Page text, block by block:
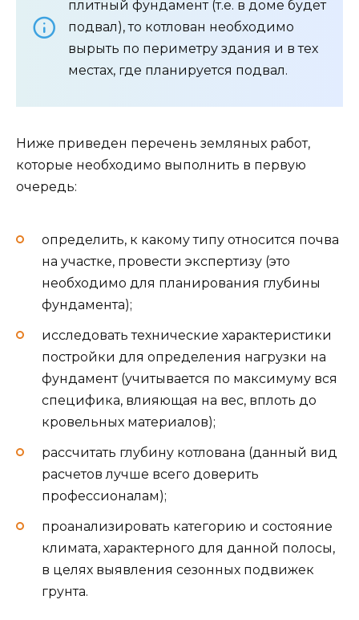
плитный фундамент (т.е. в доме будет
подвал), то котлован необходимо
вырыть по периметру здания и в тех
местах, где планируется подвал.
Ниже приведен перечень земляных работ,
которые необходимо выполнить в первую
очередь:
определить, к какому типу относится почва
на участке, провести экспертизу (это
необходимо для планирования глубины
фундамента);
исследовать технические характеристики
постройки для определения нагрузки на
фундамент (учитывается по максимуму вся
специфика, влияющая на вес, вплоть до
кровельных материалов);
рассчитать глубину котлована (данный вид
расчетов лучше всего доверить
профессионалам);
проанализировать категорию и состояние
климата, характерного для данной полосы,
в целях выявления сезонных подвижек
грунта.